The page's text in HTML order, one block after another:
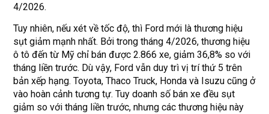
4/2026.
Tuy nhiên, nếu xét về tốc độ, thì Ford mới là thương hiệu
sụt giảm mạnh nhất. Bởi trong tháng 4/2026, thương hiệu
ô tô đến từ Mỹ chỉ bán được 2.866 xe, giảm 36,8% so với
tháng liền trước. Dù vậy, Ford vẫn duy trì vị trí thứ 5 trên
bản xếp hạng. Toyota, Thaco Truck, Honda và Isuzu cũng ở
vào hoàn cảnh tương tự. Tuy doanh số bán xe đều sụt
giảm so với tháng liền trước, nhưng các thương hiệu này